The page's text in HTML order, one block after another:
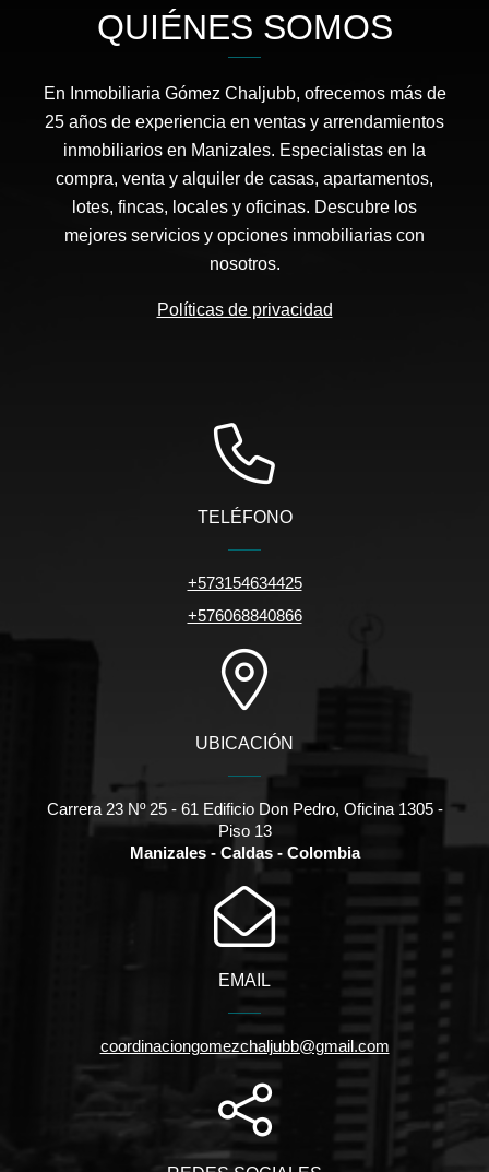
QUIÉNES SOMOS
En Inmobiliaria Gómez Chaljubb, ofrecemos más de
25 años de experiencia en ventas y arrendamientos
inmobiliarios en Manizales. Especialistas en la
compra, venta y alquiler de casas, apartamentos,
lotes, fincas, locales y oficinas. Descubre los
mejores servicios y opciones inmobiliarias con
nosotros.
Políticas de privacidad
TELÉFONO
+573154634425
+576068840866
UBICACIÓN
Carrera 23 Nº 25 - 61 Edificio Don Pedro, Oficina 1305 -
Piso 13
Manizales - Caldas - Colombia
EMAIL
coordinaciongomezchaljubb@gmail.com